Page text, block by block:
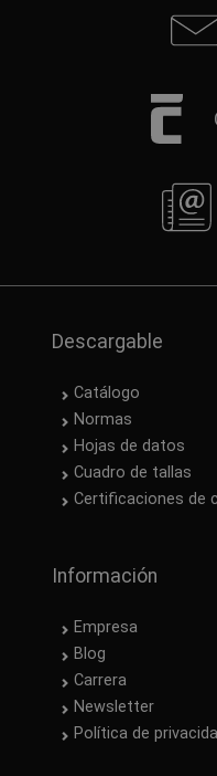
Descargable
Catálogo
Normas
Hojas de datos
Cuadro de tallas
Certificaciones de
Información
Empresa
Blog
Carrera
Newsletter
Política de